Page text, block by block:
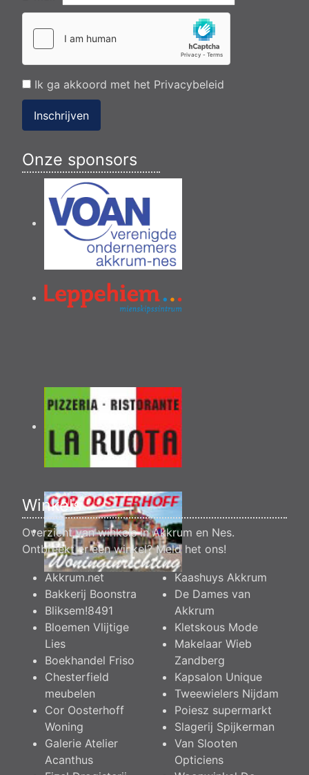
Ik ga akkoord met het Privacybeleid
Inschrijven
Onze sponsors
Winkels
Overzicht van winkels in Akkrum en Nes.
Ontbreekt er een winkel?Meld het ons!
Akkrum.net
Bakkerij Boonstra
Bliksem!8491
Bloemen Vlijtige
Lies
Boekhandel Friso
Chesterfield
meubelen
Cor Oosterhoff
Woning
Galerie Atelier
Acanthus
Kaashuys Akkrum
De Dames van
Akkrum
Kletskous Mode
Makelaar Wieb
Zandberg
Kapsalon Unique
Tweewielers Nijdam
Poiesz supermarkt
Slagerij Spijkerman
Van Slooten
Opticiens